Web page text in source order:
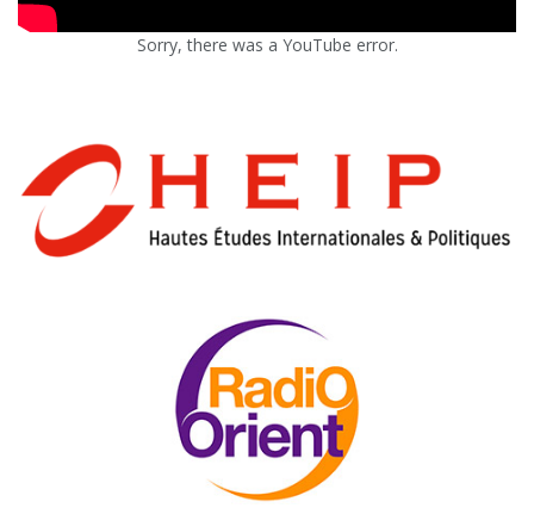
Sorry, there was a YouTube error.